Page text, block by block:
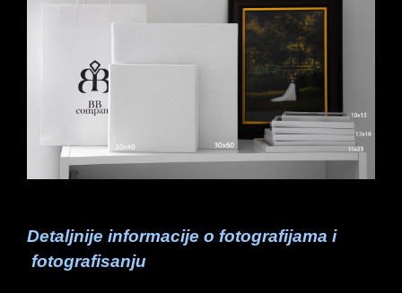
Detaljnije informacije o fotografijama i
fotografisanju